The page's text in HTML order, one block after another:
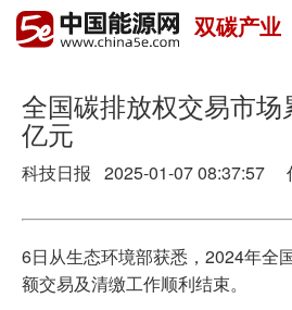
首页
政策与
电力
新能源
双碳产业
全国碳排放权交易市场
亿元
科技日报 2025-01-07 08:37:57
6日从生态环境部获悉，2024年全
额交易及清缴工作顺利结束。